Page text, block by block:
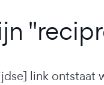
link ontstaat